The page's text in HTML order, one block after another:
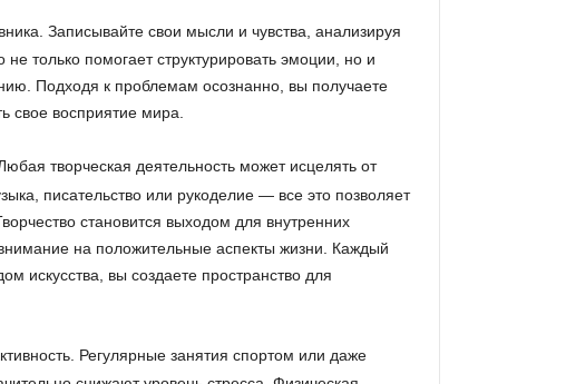
Записывайте свои мысли и чувства, анализируя
только помогает структурировать эмоции, но и
Подходя к проблемам осознанно, вы получаете
свое восприятие мира.
творческая деятельность может исцелять от
писательство или рукоделие — все это позволяет
становится выходом для внутренних
на положительные аспекты жизни. Каждый
искусства, вы создаете пространство для
Регулярные занятия спортом или даже